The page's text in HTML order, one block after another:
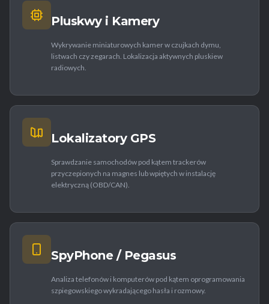
Pluskwy i Kamery
Wykrywanie miniaturowych kamer w czujkach dymu,
listwach czy zegarach. Lokalizacja aktywnych pluskiew
radiowych.
Lokalizatory GPS
Sprawdzanie samochodów pod kątem trackerów
przyczepionych na magnes lub wpiętych w instalację
elektryczną (OBD/CAN).
SpyPhone / Pegasus
Analiza telefonów i komputerów pod kątem oprogramowania
szpiegowskiego wykradającego hasła i rozmowy.